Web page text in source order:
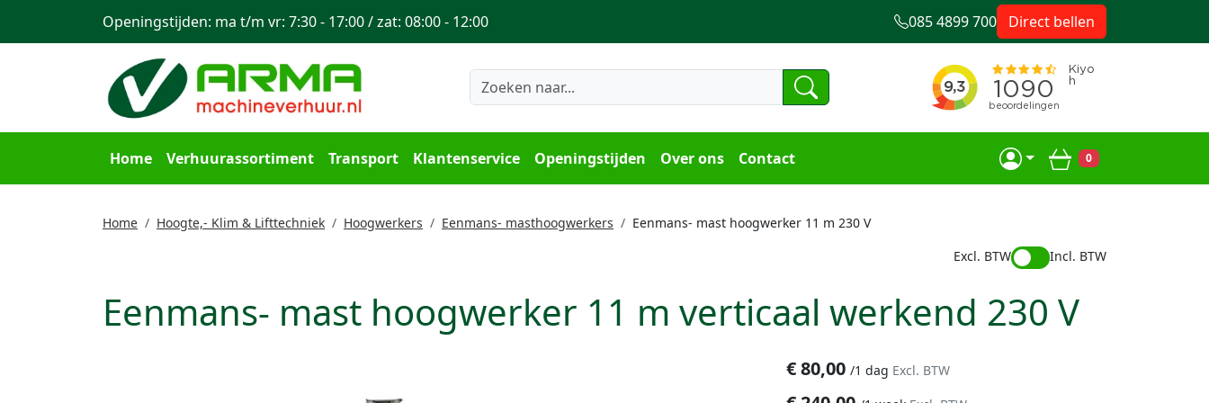
Home Verhuurassortiment Transport Klantenservice Openingstijden Over ons Contact Winkelwagen
0
Openingstijden: ma t/m vr: 7:30 - 17:00 / zat: 08:00 - 12:00 085 4899 700 Direct bellen
Home Hoogte,- Klim & Lifttechniek Hoogwerkers Eenmans- masthoogwerkers
Eenmans- mast hoogwerker 11 m 230 V
Excl. BTW
Incl. BTW
Eenmans- mast hoogwerker 11 m verticaal werkend 230 V
€80,00 /1 dag Excl. BTW